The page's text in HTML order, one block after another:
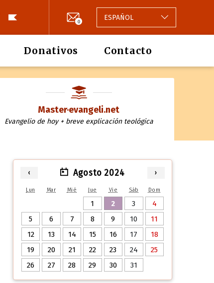
0 ESPAÑOL
Donativos Contacto
Master·evangeli.net
Evangelio de hoy + breve explicación teológica
‹ Agosto 2024 ›
Lun Mar Mié Jue Vie Sáb Dom
1 2 3
4
5
6 7 8 9 10
11
12
13 14 15 16 17
18
19
20 21 22 23 24
25
26
27 28 29 30 31